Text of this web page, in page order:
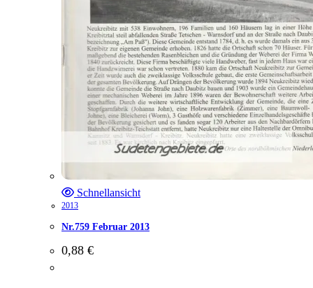
Schnellansicht
2013
Nr.759 Februar 2013
0,88 €